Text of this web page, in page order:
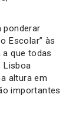
ponderar
Escolar” às
que todas
Lisboa
altura em
importantes